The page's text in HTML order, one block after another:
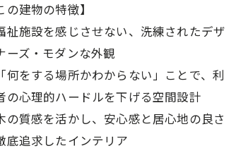
の建物の特徴】
施設を感じさせない、洗練されたデザ
ーズ・モダンな外観
をする場所かわからない」ことで、利
の心理的ハードルを下げる空間設計
質感を活かし、安心感と居心地の良さ
底追求したインテリア